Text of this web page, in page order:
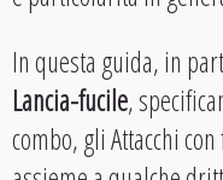
In questa guida, in
Lancia-fucile,
combo, gli Attacchi